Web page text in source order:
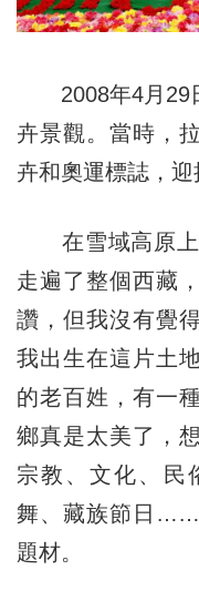
2008年4月29
卉景觀。當時，
卉和奧運標誌，迎
在雪域高原上
走遍了整個西藏
讚，但我沒有覺
我出生在這片土
的老百姓，有一
鄉真是太美了，
宗教、文化、民
舞、藏族節日……
題材。